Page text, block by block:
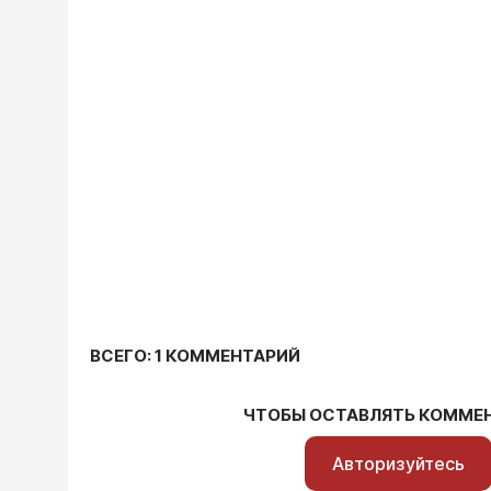
ВСЕГО: 1 КОММЕНТАРИЙ
ЧТОБЫ ОСТАВЛЯТЬ
Авторизуйтесь